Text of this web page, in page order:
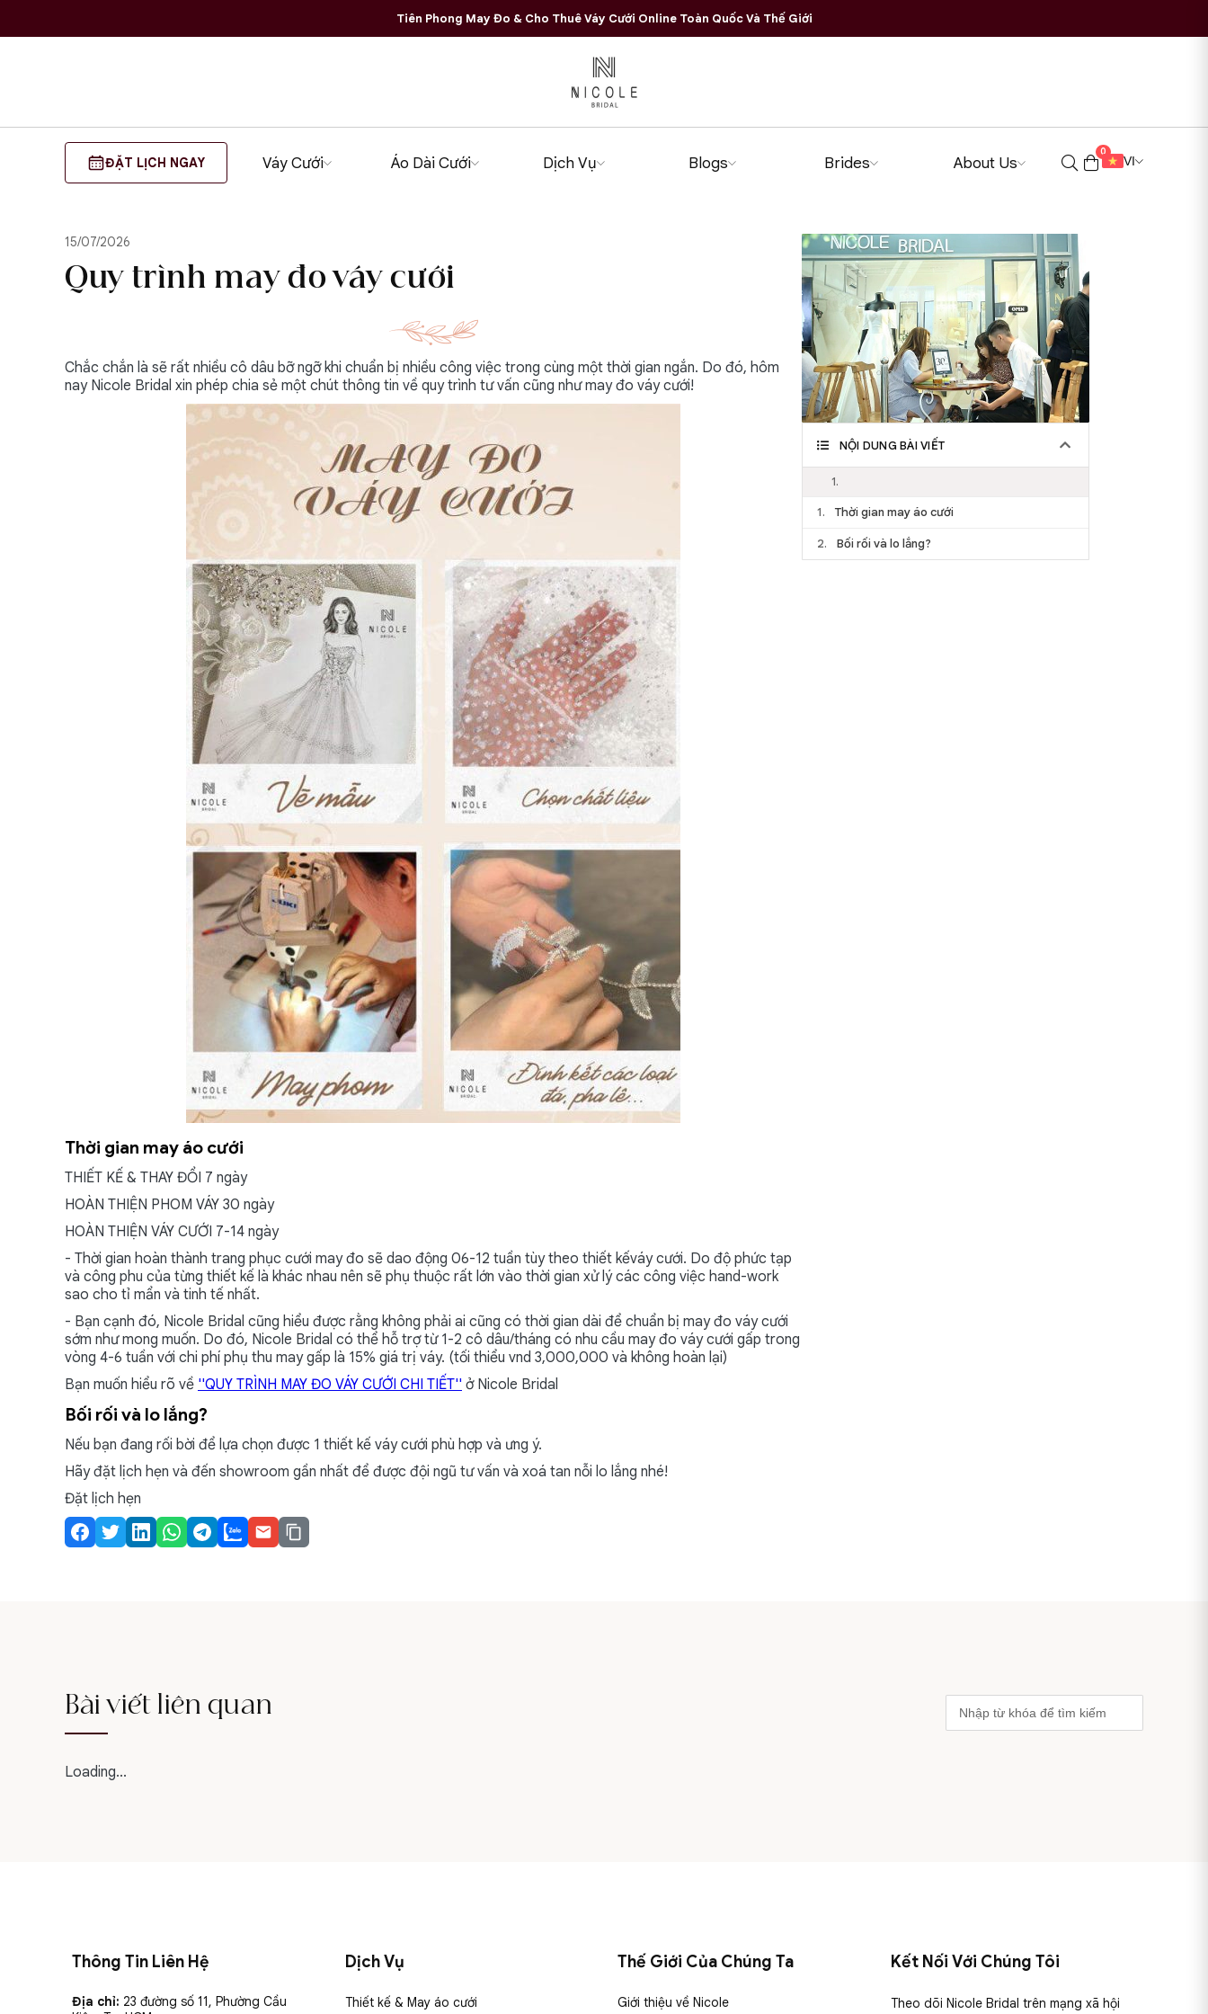
Tiên Phong May Đo & Cho Thuê Váy Cưới Online Toàn Quốc Và Thế Giới
ĐẶT LỊCH NGAY Váy Cưới Áo Dài Cưới Dịch Vụ Blogs Brides About Us
0
VI
15/07/2026
Quy trình may đo váy cưới
Chắc chắn là sẽ rất nhiều cô dâu bỡ ngỡ khi chuẩn bị nhiều công việc trong cùng một thời gian ngắn. Do đó, hôm
nay Nicole Bridal xin phép chia sẻ một chút thông tin về quy trình tư vấn cũng như may đo váy cưới!
Thời gian may áo cưới
THIẾT KẾ & THAY ĐỔI 7 ngày
HOÀN THIỆN PHOM VÁY 30 ngày
HOÀN THIỆN VÁY CƯỚI 7-14 ngày
- Thời gian hoàn thành trang phục cưới may đo sẽ dao động 06-12 tuần tùy theo thiết kếváy cưới. Do độ phức tạp
và công phu của từng thiết kế là khác nhau nên sẽ phụ thuộc rất lớn vào thời gian xử lý các công việc hand-work
sao cho tỉ mẩn và tinh tế nhất.
- Bạn cạnh đó, Nicole Bridal cũng hiểu được rằng không phải ai cũng có thời gian dài để chuẩn bị may đo váy cưới
sớm như mong muốn. Do đó, Nicole Bridal có thể hỗ trợ từ 1-2 cô dâu/tháng có nhu cầu may đo váy cưới gấp trong
vòng 4-6 tuần với chi phí phụ thu may gấp là 15% giá trị váy. (tối thiểu vnd 3,000,000 và không hoàn lại)
Bạn muốn hiểu rõ về ''QUY TRÌNH MAY ĐO VÁY CƯỚI CHI TIẾT'' ở Nicole Bridal
Bối rối và lo lắng?
Nếu bạn đang rối bời để lựa chọn được 1 thiết kế váy cưới phù hợp và ưng ý.
Hãy đặt lịch hẹn và đến showroom gần nhất để được đội ngũ tư vấn và xoá tan nỗi lo lắng nhé!
Đặt lịch hẹn
NỘI DUNG BÀI VIẾT
1.
1. Thời gian may áo cưới
2. Bối rối và lo lắng?
Bài viết liên quan
Loading...
Thông Tin Liên Hệ
Địa chỉ: 23 đường số 11, Phường Cầu
Dịch Vụ
Thiết kế & May áo cưới
Thế Giới Của Chúng Ta
Giới thiệu về Nicole
Kết Nối Với Chúng Tôi
Theo dõi Nicole Bridal trên mạng xã hội